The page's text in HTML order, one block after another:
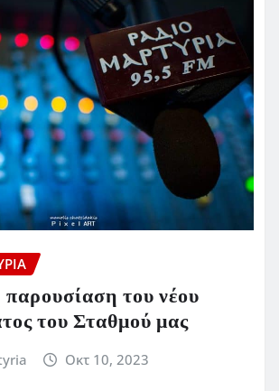
παρουσίαση του νέου
του Σταθμού μας
Οκτ 10, 2023